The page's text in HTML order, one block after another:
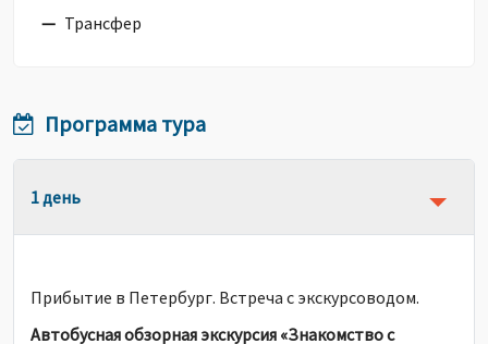
Трансфер
Программа тура
1 день
Прибытие в Петербург. Встреча с экскурсоводом.
Автобусная обзорная экскурсия «Знакомство с